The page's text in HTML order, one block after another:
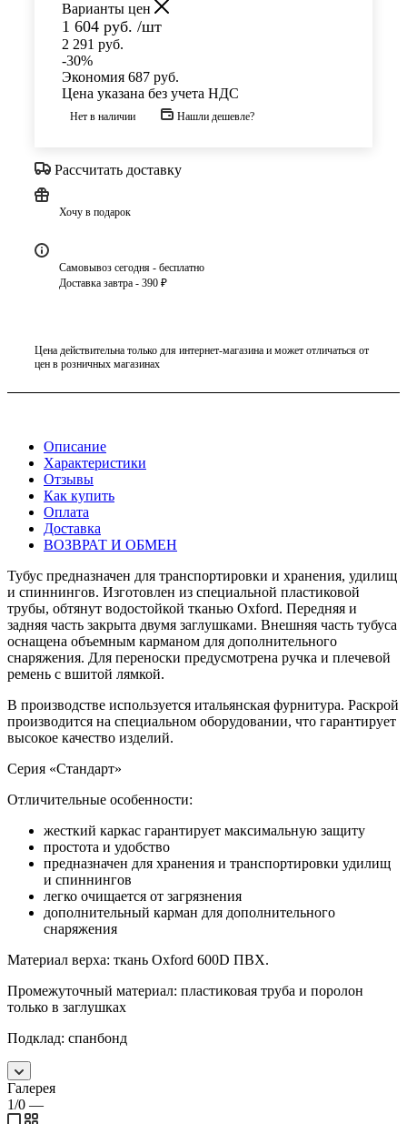
Варианты цен
1 604 руб. /шт
2 291 руб.
-30%
Экономия 687 руб.
Цена указана без учета НДС
Нет в наличии Нашли дешевле?
Рассчитать доставку
Хочу в подарок
Самовывоз сегодня - бесплатно
Доставка завтра - 390 ₽
Цена действительна только для интернет-магазина и может отличаться от
цен в розничных магазинах
Описание
Характеристики
Отзывы
Как купить
Оплата
Доставка
ВОЗВРАТ И ОБМЕН
Тубус предназначен для транспортировки и хранения, удилищ
и спиннингов. Изготовлен из специальной пластиковой
трубы, обтянут водостойкой тканью Oxford. Передняя и
задняя часть закрыта двумя заглушками. Внешняя часть тубуса
оснащена объемным карманом для дополнительного
снаряжения. Для переноски предусмотрена ручка и плечевой
ремень с вшитой лямкой.
В производстве используется итальянская фурнитура. Раскрой
производится на специальном оборудовании, что гарантирует
высокое качество изделий.
Серия «Стандарт»
Отличительные особенности:
жесткий каркас гарантирует максимальную защиту
простота и удобство
предназначен для хранения и транспортировки удилищ
и спиннингов
легко очищается от загрязнения
дополнительный карман для дополнительного
снаряжения
Материал верха: ткань Oxford 600D ПВХ.
Промежуточный материал: пластиковая труба и поролон
только в заглушках
Подклад: спанбонд
Галерея
1/0 —